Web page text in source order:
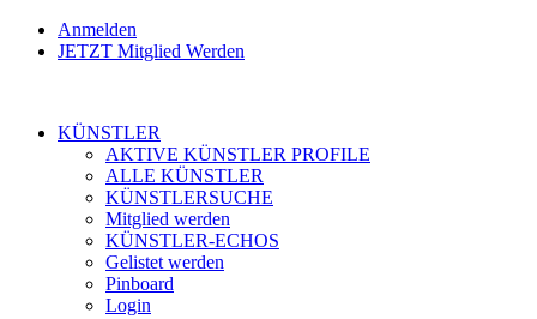
Anmelden
JETZT Mitglied Werden
KÜNSTLER
AKTIVE KÜNSTLER PROFILE
ALLE KÜNSTLER
KÜNSTLERSUCHE
Mitglied werden
KÜNSTLER-ECHOS
Gelistet werden
Pinboard
Login